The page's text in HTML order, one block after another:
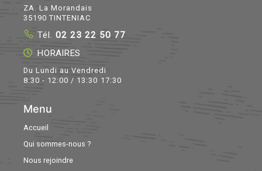
ZA. La Morandais
35190 TINTENIAC
Tél. 02 23 22 50 77
HORAIRES
Du Lundi au Vendredi
8:30 - 12:00 / 13:30 17:30
Menu
Accueil
Qui sommes-nous ?
Nous rejoindre